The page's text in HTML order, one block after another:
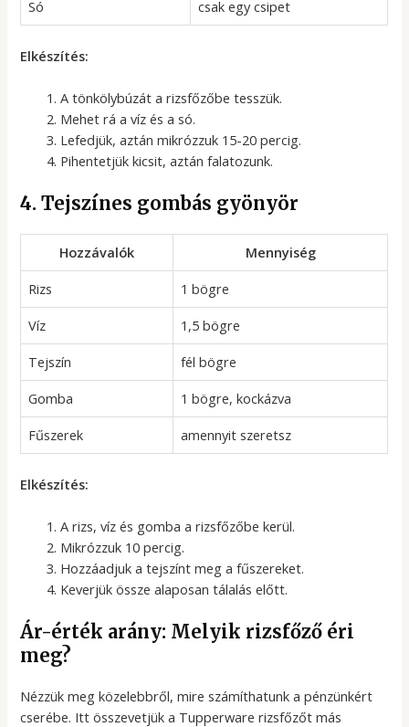
Só csak egy csipet
Elkészítés:
A tönkölybúzát a rizsfőzőbe tesszük.
Mehet rá a víz és a só.
Lefedjük, aztán mikrózzuk 15-20 percig.
Pihentetjük kicsit, aztán falatozunk.
4. Tejszínes gombás gyönyör
Hozzávalók
Mennyiség
Rizs
1 bögre
Víz
1,5 bögre
Tejszín
fél bögre
Gomba
1 bögre, kockázva
Fűszerek
amennyit szeretsz
Elkészítés:
A rizs, víz és gomba a rizsfőzőbe kerül.
Mikrózzuk 10 percig.
Hozzáadjuk a tejszínt meg a fűszereket.
Keverjük össze alaposan tálalás előtt.
Ár-érték arány: Melyik rizsfőző éri
meg?
Nézzük meg közelebbről, mire számíthatunk a pénzünkért
cserébe. Itt összevetjük a Tupperware rizsfőzőt más